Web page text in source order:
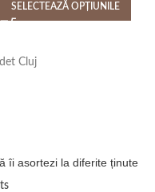
SELECTEAZĂ OPȚIUNILE
Cluj
îi asortezi la diferite ținute